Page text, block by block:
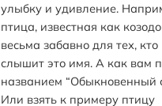
улыбку и удивление.
птица, известная как
весьма забавно для тех,
слышит это имя. А как вам
названием “Обыкновенный
Или взять к примеру птицу